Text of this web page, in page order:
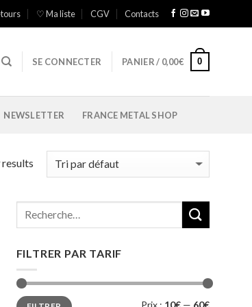
♡ Ma liste CGV Contacts
SE CONNECTER PANIER / 0,00€ 0
NEWSLETTER FRANCE METAL SHOP
FILTRER PAR TARIF
Prix
Prix